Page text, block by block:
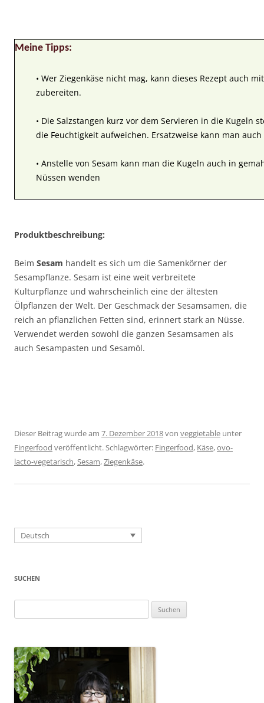
Meine Tipps:
• Wer Ziegenkäse nicht mag, kann dieses Rezept auch
zubereiten.
• Die Salzstangen kurz vor dem Servieren in die Kugeln
die Feuchtigkeit aufweichen. Ersatzweise kann man
• Anstelle von Sesam kann man die Kugeln auch in
Nüssen wenden
Produktbeschreibung:
Beim Sesam handelt es sich um die Samenkörner der
Sesampflanze. Sesam ist eine weit verbreitete
Kulturpflanze und wahrscheinlich eine der ältesten
Ölpflanzen der Welt. Der Geschmack der Sesamsamen, die
reich an pflanzlichen Fetten sind, erinnert stark an Nüsse.
Verwendet werden sowohl die ganzen Sesamsamen als
auch Sesampasten und Sesamöl.
Dieser Beitrag wurde am 7. Dezember 2018von veggietable unter
Fingerfood veröffentlicht. Schlagwörter: Fingerfood, Käse,ovo-
lacto-vegetarisch,Sesam,Ziegenkäse.
Deutsch
SUCHEN
nach: